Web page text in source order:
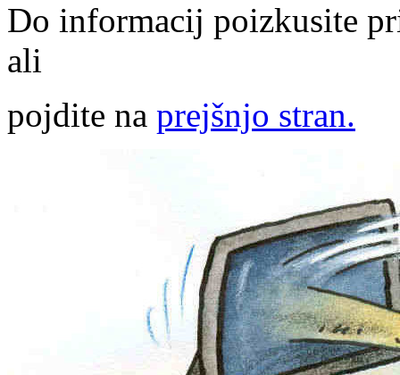
Do informacij poizkusite
ali
pojdite na prejšnjo stran.